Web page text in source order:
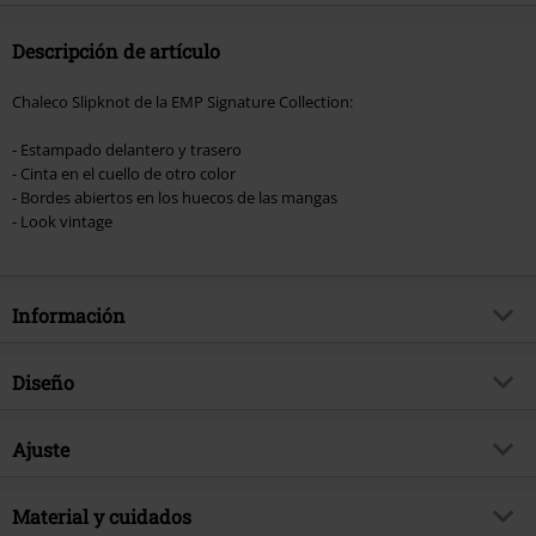
Descripción de artículo
Chaleco Slipknot de la EMP Signature Collection:
- Estampado delantero y trasero
- Cinta en el cuello de otro color
- Bordes abiertos en los huecos de las mangas
- Look vintage
Información
Artículo no.
Género Musical
tema producto
Diseño
Tipo de producto
Lavado
Ajuste
Forma/Tops
Material y cuidados